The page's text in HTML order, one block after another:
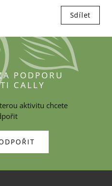
Sdílet
PODPORU
CALLY
aktivitu chcete